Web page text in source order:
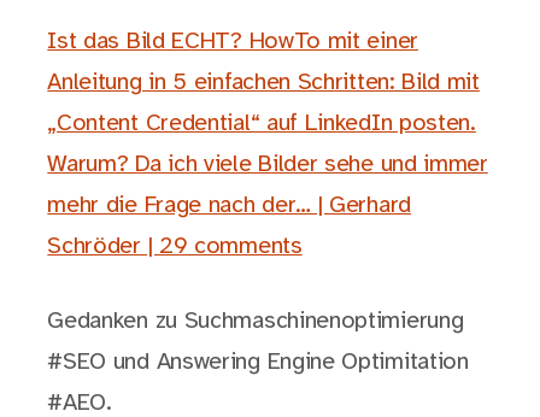
Ist das Bild ECHT? HowTo mit einer
Anleitung in 5 einfachen Schritten: Bild mit
„Content Credential“ auf LinkedIn posten.
Warum? Da ich viele Bilder sehe und immer
mehr die Frage nach der… | Gerhard
Schröder | 29 comments
Gedanken zu Suchmaschinenoptimierung
#SEO und Answering Engine Optimitation
#AEO.